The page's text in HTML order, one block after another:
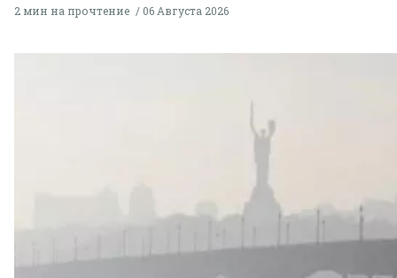
2 мин на прочтение 06 Августа 2026